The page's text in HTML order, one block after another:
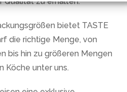
bietet TASTE
die richtige Menge, von
bis hin zu größeren Mengen
Köche unter uns.